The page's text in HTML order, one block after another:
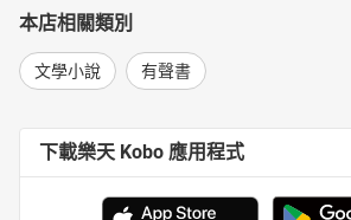
湯姆歷險記08_第九章
湯姆歷險記10_第十一章
湯姆歷險記12_第十三章
湯姆歷險記14_第十五章
本店相關類別
文學小說 有聲書
下載樂天 Kobo 應用程式